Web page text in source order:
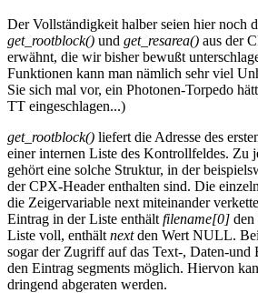
Der Vollständigkeit halber seien hier noch
get_rootblock() und get_resarea() aus der
erwähnt, die wir bisher bewußt
Funktionen kann man nämlich sehr viel
Sie sich mal vor, ein Photonen-Torpedo
TT eingeschlagen...)
get_rootblock() liefert die Adresse des
einer internen Liste des Kontrollfeldes. Zu
gehört eine solche Struktur, in der
der CPX-Header enthalten sind. Die
die Zeigervariable next miteinander
Eintrag in der Liste enthält filename[0]
Liste voll, enthält nextden Wert NULL.
sogar der Zugriff auf das Text-, Daten-und
den Eintrag segments möglich. Hiervon
dringend abgeraten werden.